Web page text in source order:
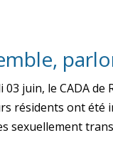
03 juin, le CADA de
résidents ont été
sexuellement